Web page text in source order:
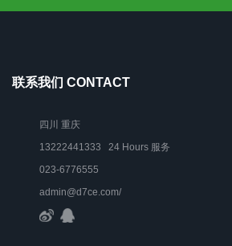
联系我们 CONTACT
四川 重庆
13222441333 24 Hours 服务
023-6776555
admin@d7ce.com/